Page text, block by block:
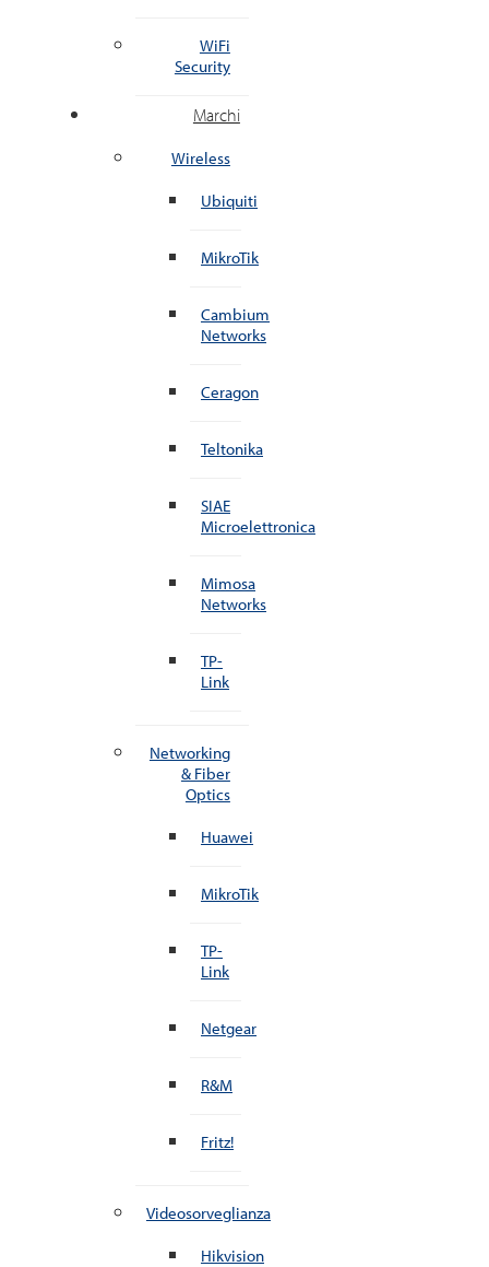
WiFi
Security
Marchi
Wireless
Ubiquiti
MikroTik
Cambium
Networks
Ceragon
Teltonika
SIAE
Microelettronica
Mimosa
Networks
TP-
Link
Networking
& Fiber
Optics
Huawei
MikroTik
TP-
Link
Netgear
R&M
Fritz!
Videosorveglianza
Hikvision